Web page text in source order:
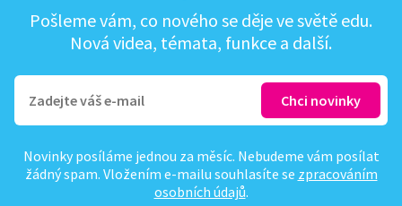
Pošleme vám, co nového se děje ve světě edu.
Nová videa, témata, funkce a další.
Novinky posíláme jednou za měsíc. Nebudeme vám posílat
žádný spam. Vložením e-mailu souhlasíte se zpracováním
osobních údajů.